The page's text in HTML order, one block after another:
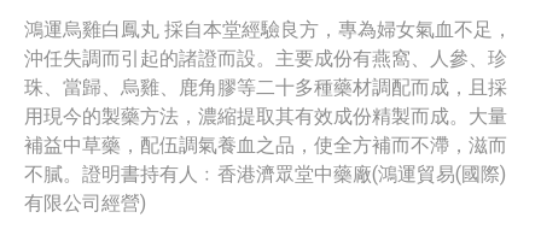
鴻運烏雞白鳳丸 採自本堂經驗良方，專為婦女氣血不足，
沖任失調而引起的諸證而設。主要成份有燕窩、人參、珍
珠、當歸、烏雞、鹿角膠等二十多種藥材調配而成，且採
用現今的製藥方法，濃縮提取其有效成份精製而成。大量
補益中草藥，配伍調氣養血之品，使全方補而不滯，滋而
不膩。證明書持有人﹕香港濟眾堂中藥廠(鴻運貿易(國際)
有限公司經營)